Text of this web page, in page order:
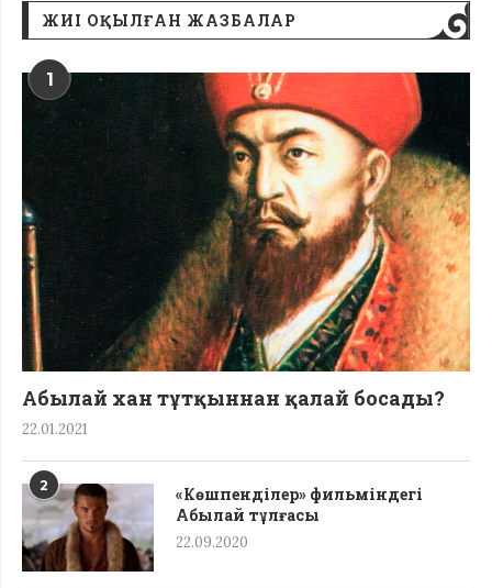
ЖИІ ОҚЫЛҒАН ЖАЗБАЛАР
1
Абылай хан тұтқыннан қалай босады?
22.01.2021
2
«Көшпенділер» фильміндегі
Абылай тұлғасы
22.09.2020